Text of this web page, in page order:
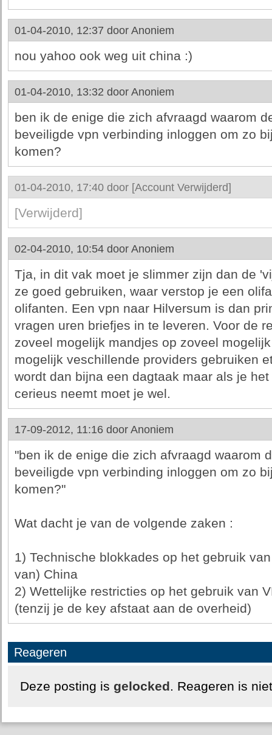
01-04-2010, 12:37 door Anoniem
nou yahoo ook weg uit china :)
01-04-2010, 13:32 door Anoniem
ben ik de enige die zich afvraagd waarom
beveiligde vpn verbinding inloggen om zo
komen?
01-04-2010, 17:40 door [Account Verwijderd]
[Verwijderd]
02-04-2010, 10:54 door Anoniem
Tja, in dit vak moet je slimmer zijn dan de
ze goed gebruiken, waar verstop je een
olifanten. Een vpn naar Hilversum is dan
vragen uren briefjes in te leveren. Voor de
zoveel mogelijk mandjes op zoveel
mogelijk veschillende providers gebruiken
wordt dan bijna een dagtaak maar als je
cerieus neemt moet je wel.
17-09-2012, 11:16 door Anoniem
"ben ik de enige die zich afvraagd waarom
beveiligde vpn verbinding inloggen om zo
komen?"
Wat dacht je van de volgende zaken :
1) Technische blokkades op het gebruik
van) China
2) Wettelijke restricties op het gebruik van
(tenzij je de key afstaat aan de overheid)
Reageren
Deze posting is gelocked. Reageren is